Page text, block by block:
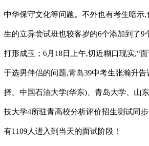
中华保守文化等问题。不外也有考生暗示
生的立异尝试班也较客岁的6个添加到了9
打形成玉；6月18日上午,切近糊口现实,“
于选男伴侣的问题,青岛39中考生张瀚升
择。中国石油大学(华东)、青岛大学、山
技大学4所驻青高校分析评价招生测试同
有1109人进入到当天的面试阶段！